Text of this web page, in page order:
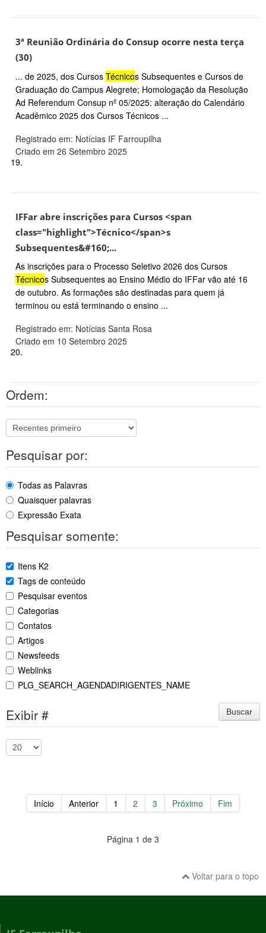
3ª Reunião Ordinária do Consup ocorre nesta terça
(30)
... de 2025, dos Cursos Técnicos Subsequentes e Cursos de
Graduação do Campus Alegrete; Homologação da Resolução
Ad Referendum Consup nº 05/2025: alteração do Calendário
Acadêmico 2025 dos Cursos Técnicos ...
Registrado em: Notícias IF Farroupilha
Criado em 26 Setembro 2025
19.
IFFar abre inscrições para Cursos <span
class="highlight">Técnico</span>s
Subsequentes&#160;...
As inscrições para o Processo Seletivo 2026 dos Cursos
Técnicos Subsequentes ao Ensino Médio do IFFar vão até 16
de outubro. As formações são destinadas para quem já
terminou ou está terminando o ensino ...
Registrado em: Notícias Santa Rosa
Criado em 10 Setembro 2025
20.
Ordem:
Pesquisar por:
Todas as Palavras
Quaisquer palavras
Expressão Exata
Pesquisar somente:
Itens K2
Tags de conteúdo
Pesquisar eventos
Categorias
Contatos
Artigos
Newsfeeds
Weblinks
PLG_SEARCH_AGENDADIRIGENTES_NAME
Buscar
Exibir #
Início Anterior 1 2 3 Próximo Fim
Página 1 de 3
Voltar para o topo